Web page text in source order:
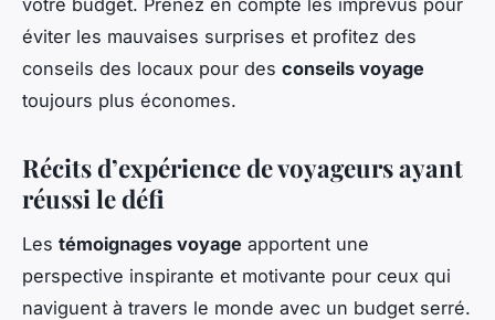
éviter les mauvaises surprises et profitez des
conseils des locaux pour des conseils voyage
toujours plus économes.
Récits d’expérience de voyageurs ayant
réussi le défi
Les témoignages voyage apportent une
perspective inspirante et motivante pour ceux qui
naviguent à travers le monde avec un budget serré.